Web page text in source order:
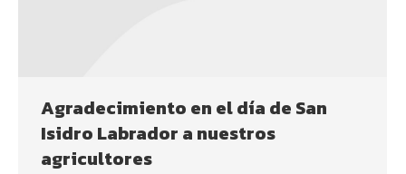
Agradecimiento en el día de San
Isidro Labrador a nuestros
agricultores